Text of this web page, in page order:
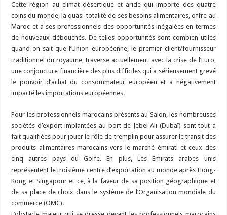
Cette région au climat désertique et aride qui importe des quatre
coins du monde, la quasi-totalité de ses besoins alimentaires, offre au
Maroc et à ses professionnels des opportunités inégalées en termes
de nouveaux débouchés. De telles opportunités sont combien utiles
quand on sait que l’Union européenne, le premier client/fournisseur
traditionnel du royaume, traverse actuellement avec la crise de l’Euro,
une conjoncture financière des plus difficiles qui a sérieusement grevé
le pouvoir d’achat du consommateur européen et a négativement
impacté les importations européennes.
Pour les professionnels marocains présents au Salon, les nombreuses
sociétés d’export implantées au port de Jebel Ali (Dubaï) sont tout à
fait qualifiées pour jouer le rôle de tremplin pour assurer le transit des
produits alimentaires marocains vers le marché émirati et ceux des
cinq autres pays du Golfe. En plus, Les Emirats arabes unis
représentent le troisième centre d’exportation au monde après Hong-
Kong et Singapour et ce, à la faveur de sa position géographique et
de sa place de choix dans le système de l’Organisation mondiale du
commerce (OMC).